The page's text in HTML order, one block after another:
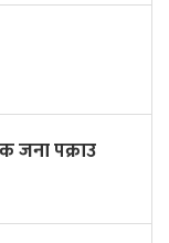
जना पक्राउ